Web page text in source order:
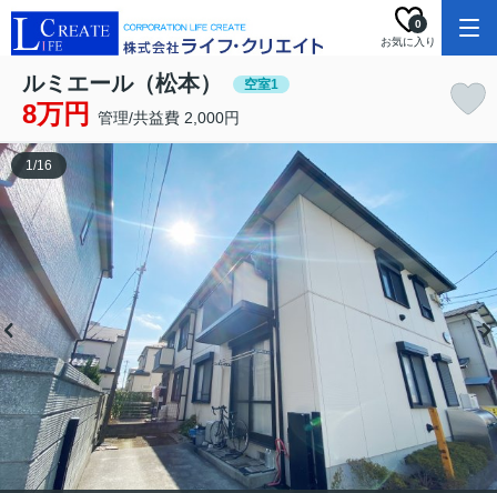
お気に入り
0
ルミエール（松本） 空室1
8万円 管理/共益費 2,000円
1/16